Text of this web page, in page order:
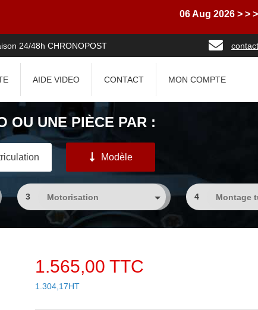
06 Aug 2026 > > >
24/48h CHRONOPOST
AIDE VIDEO CONTACT MON COMPTE
OU UNE PIÈCE PAR :
Modèle
3 4
1.565,00 TTC
1.304,17HT